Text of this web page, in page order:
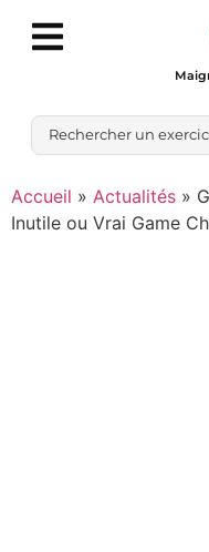
Accueil » Actualités »
Inutile ou Vrai Game